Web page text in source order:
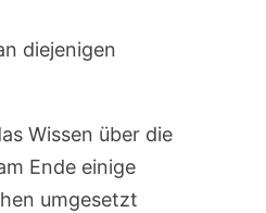
diejenigen
Wissen über die
Ende einige
umgesetzt